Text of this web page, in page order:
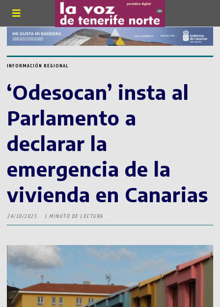
INFORMACIÓN REGIONAL
‘Odesocan’ insta al
Parlamento a
declarar la
emergencia de la
vivienda en Canarias
24/10/2025 1 MINUTO DE LECTURA